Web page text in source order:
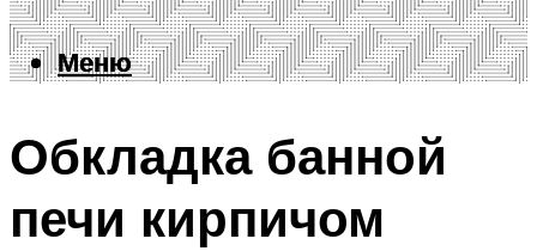
Меню
Меню
Обкладка банной
печи кирпичом